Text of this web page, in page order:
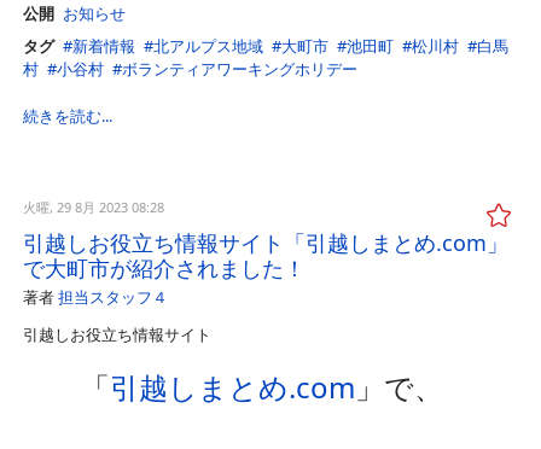
公開 お知らせ
タグ
新着情報 北アルプス地域 大町市 池田町 松川村
白馬
村
小谷村 ボランティアワーキングホリデー
続きを読む...
火曜, 29 8月 2023 08:28
引越しお役立ち情報サイト「引越しまとめ.com」
で大町市が紹介されました！
著者担当スタッフ４
引越しお役立ち情報サイト
「引越しまとめ.com 」で、